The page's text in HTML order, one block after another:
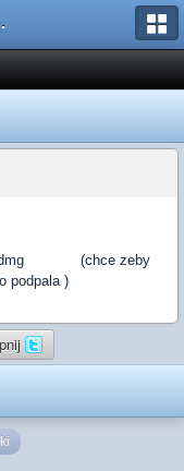
-1dmg (chce zeby
podpala )